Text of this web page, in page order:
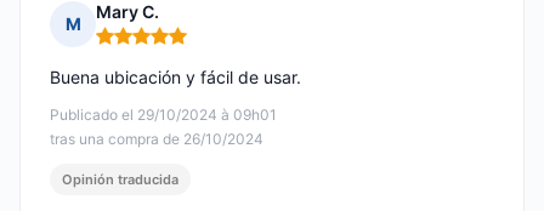
M
Mary C.
Nota: 5 de 5
Publicado el 29/10/2024 à 09h01
tras una compra de 26/10/2024
Buena ubicación y fácil de usar.
Opinión traducida